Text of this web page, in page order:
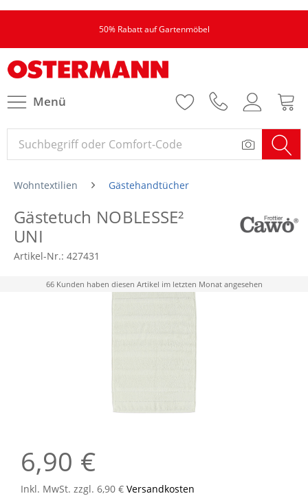
50% Rabatt auf Gartenmöbel
Menü
Wohntextilien Gästehandtücher
Gästetuch NOBLESSE²
UNI
Artikel-Nr.: 427431
66 Kunden haben diesen Artikel im letzten Monat angesehen
6,90 €
Inkl. MwSt. zzgl. 6,90 € Versandkosten